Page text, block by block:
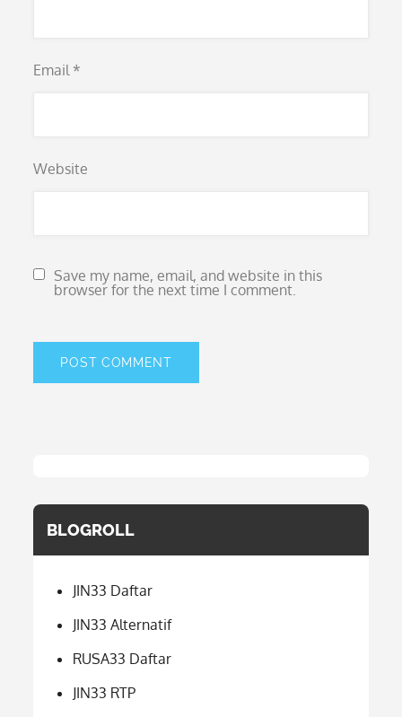
Email *
Website
Save my name, email, and website in this
browser for the next time I comment.
BLOGROLL
JIN33 Daftar
JIN33 Alternatif
RUSA33 Daftar
JIN33 RTP